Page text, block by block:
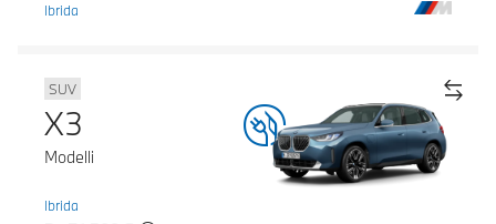
Ibrida
SUV
X3
Modelli
Ibrida